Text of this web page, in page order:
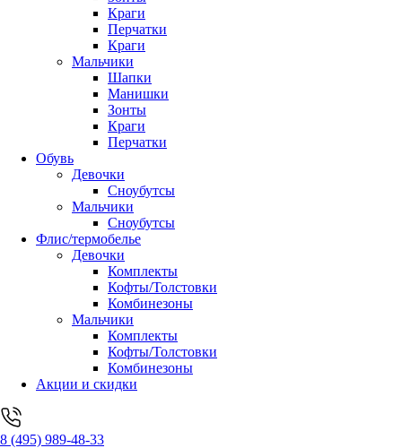
Краги
Перчатки
Краги
Мальчики
Шапки
Манишки
Зонты
Краги
Перчатки
Обувь
Девочки
Сноубутсы
Мальчики
Сноубутсы
Флис/термобелье
Девочки
Комплекты
Кофты/Толстовки
Комбинезоны
Мальчики
Комплекты
Кофты/Толстовки
Комбинезоны
Акции и скидки
8 (495) 989-48-33